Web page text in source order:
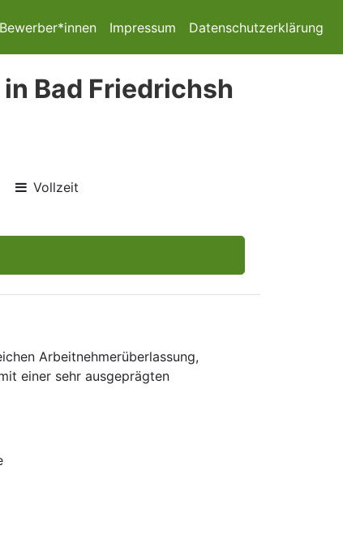
Impressum Datenschutzerklärung
Bad Friedrichsh
Vollzeit
Arbeitnehmerüberlassung,
einer sehr ausgeprägten